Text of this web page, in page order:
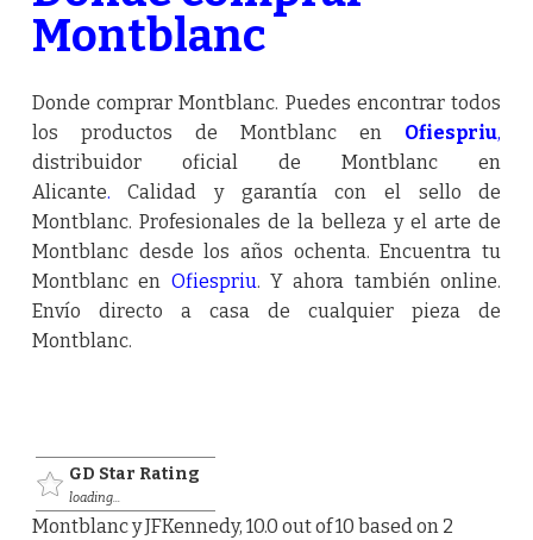
Montblanc
Donde comprar Montblanc. Puedes encontrar todos
los productos de Montblanc en Ofiespriu,
distribuidor oficial de Montblanc en
Alicante. Calidad y garantía con el sello de
Montblanc. Profesionales de la belleza y el arte de
Montblanc desde los años ochenta. Encuentra tu
Montblanc en Ofiespriu. Y ahora también online.
Envío directo a casa de cualquier pieza de
Montblanc.
GD Star Rating
loading...
Montblanc y JFKennedy, 10.0 out of10 based on 2